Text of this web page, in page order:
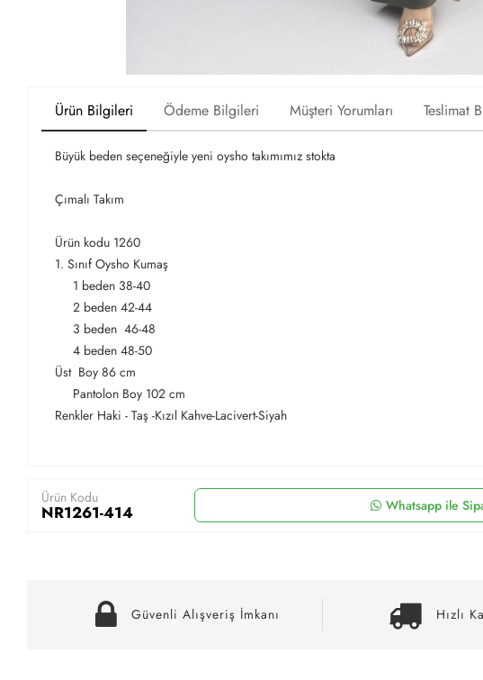
Ürün Bilgileri Ödeme Bilgileri Müşteri Yorumları Teslimat
Büyük beden seçeneğiyle yeni oysho takımımız stokta
Çımalı Takım
Ürün kodu 1260
1. Sınıf Oysho Kumaş
1 beden 38-40
2 beden 42-44
3 beden 46-48
4 beden 48-50
Üst Boy 86 cm
Pantolon Boy 102 cm
Renkler Haki - Taş -Kızıl Kahve-Lacivert-Siyah
Ürün Kodu
NR1261-414 Whatsapp ile
Güvenli Alışveriş İmkanı Hızlı